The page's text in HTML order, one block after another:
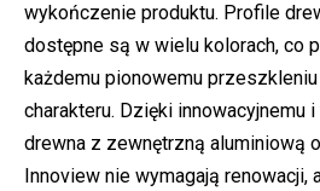
wykończenie produktu. Profile
dostępne są w wielu kolorach, co
każdemu pionowemu
charakteru. Dzięki innowacyjnemu i
drewna z zewnętrzną aluminiową
Innoview nie wymagają renowacji,